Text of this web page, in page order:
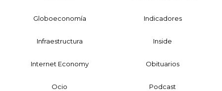
Globoeconomía Indicadores
Infraestructura Inside
Internet Economy Obituarios
Ocio Podcast